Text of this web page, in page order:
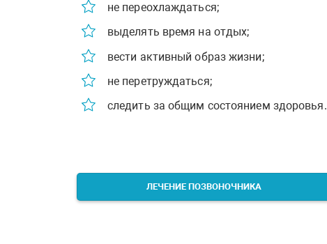
не переохлаждаться;
выделять время на отдых;
вести активный образ жизни;
не перетруждаться;
следить за общим состоянием здоровья.
ЛЕЧЕНИЕ ПОЗВОНОЧНИКА